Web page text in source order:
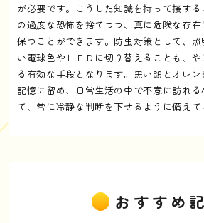
が必要です。こうした知識を持って接す
の過度な恐怖を捨てつつ、真に危険な存
保つことができます。防虫対策として、照
い電球色やＬＥＤに切り替えることも、
る有効な手段となります。黒い頭とオレ
記憶に留め、日常生活の中で不意に訪れ
て、常に冷静な判断を下せるように備えて
おすすめ